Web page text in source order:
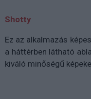
Shotty
Ez az alkalmazás
a háttérben látható
kiváló minőségű